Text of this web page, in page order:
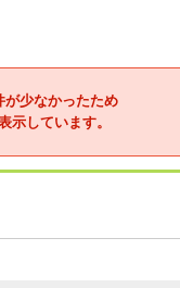
が少なかったため
示しています。